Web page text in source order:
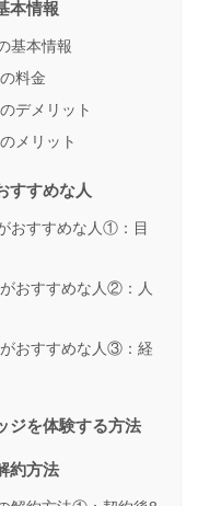
本情報
基本情報
料金
デメリット
メリット
すすめな人
おすすめな人①：目
おすすめな人②：人
おすすめな人③：経
ジを体験する方法
約方法